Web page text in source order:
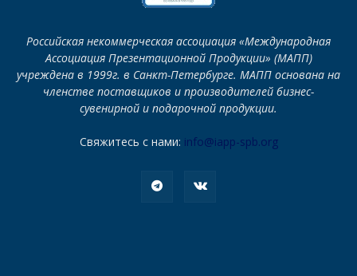
Российская некоммерческая ассоциация «Международная
Ассоциация Презентационной Продукции» (МАПП)
учреждена в 1999г. в Санкт-Петербурге. МАПП основана на
членстве поставщиков и производителей бизнес-
сувенирной и подарочной продукции.
Свяжитесь с нами: info@iapp-spb.org